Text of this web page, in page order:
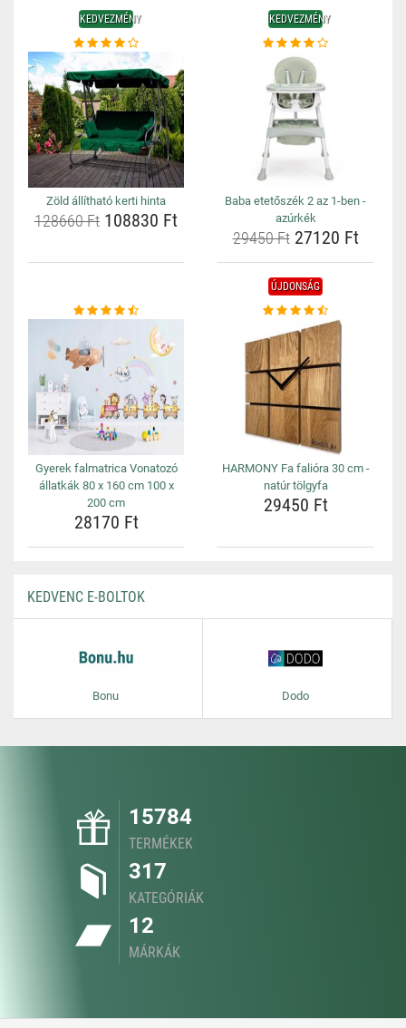
KEDVEZMÉNY
Zöld állítható kerti hinta
128660 Ft 108830 Ft
KEDVEZMÉNY
Baba etetőszék 2 az 1-ben -
azúrkék
29450 Ft27120 Ft
Gyerek falmatrica Vonatozó
állatkák 80 x 160 cm 100 x
200 cm
28170 Ft
ÚJDONSÁG
HARMONY Fa falióra 30 cm -
natúr tölgyfa
29450 Ft
KEDVENC E-BOLTOK
Bonu Dodo
15784
TERMÉKEK
317
KATEGÓRIÁK
12
MÁRKÁK